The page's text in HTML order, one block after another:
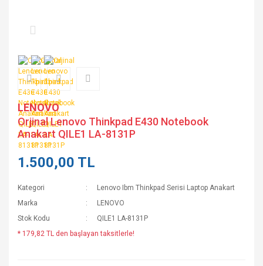
LENOVO
Orjinal Lenovo Thinkpad E430 Notebook
Anakart QILE1 LA-8131P
1.500,00 TL
Kategori
Lenovo Ibm Thinkpad Serisi Laptop Anakart
Marka
LENOVO
Stok Kodu
QILE1 LA-8131P
* 179,82 TL den başlayan taksitlerle!